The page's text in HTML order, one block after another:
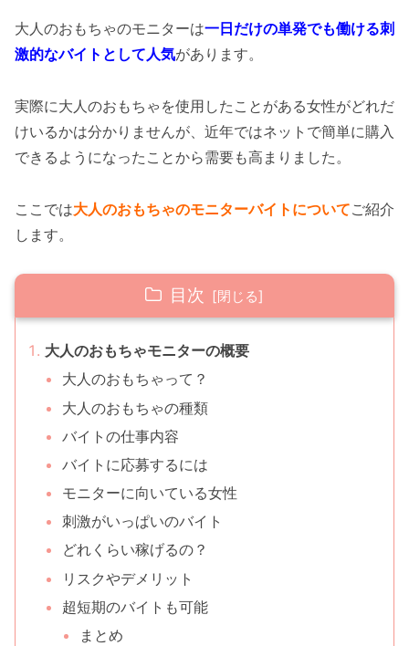
大人のおもちゃのモニターは一日だけの単発でも働ける刺
激的なバイトとして人気があります。
実際に大人のおもちゃを使用したことがある女性がどれだ
けいるかは分かりませんが、近年ではネットで簡単に購入
できるようになったことから需要も高まりました。
ここでは大人のおもちゃのモニターバイトについてご紹介
します。
目次
大人のおもちゃモニターの概要
大人のおもちゃって？
大人のおもちゃの種類
バイトの仕事内容
バイトに応募するには
モニターに向いている女性
刺激がいっぱいのバイト
どれくらい稼げるの？
リスクやデメリット
超短期のバイトも可能
まとめ